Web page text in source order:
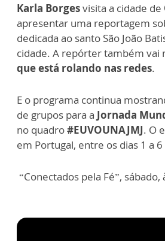
Karla Borgesvisita a cidade de
apresentar uma reportagem
dedicada ao santo São João
cidade. A repórter também vai
que está rolando nas redes.
E o programa continua
de grupos para a Jornada
no quadro#EUVOUNAJMJ. O
em Portugal, entre os dias 1 a
“Conectados pela Fé”, sábado,